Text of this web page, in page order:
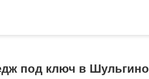
под ключ в Шульгино